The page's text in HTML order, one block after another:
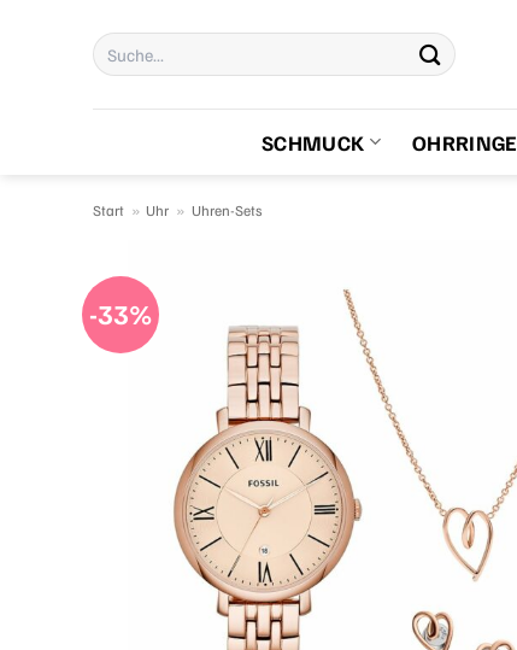
Suchen
nach:
SCHMUCK OHRRINGE
Start » Uhr » Uhren-Sets
-33%